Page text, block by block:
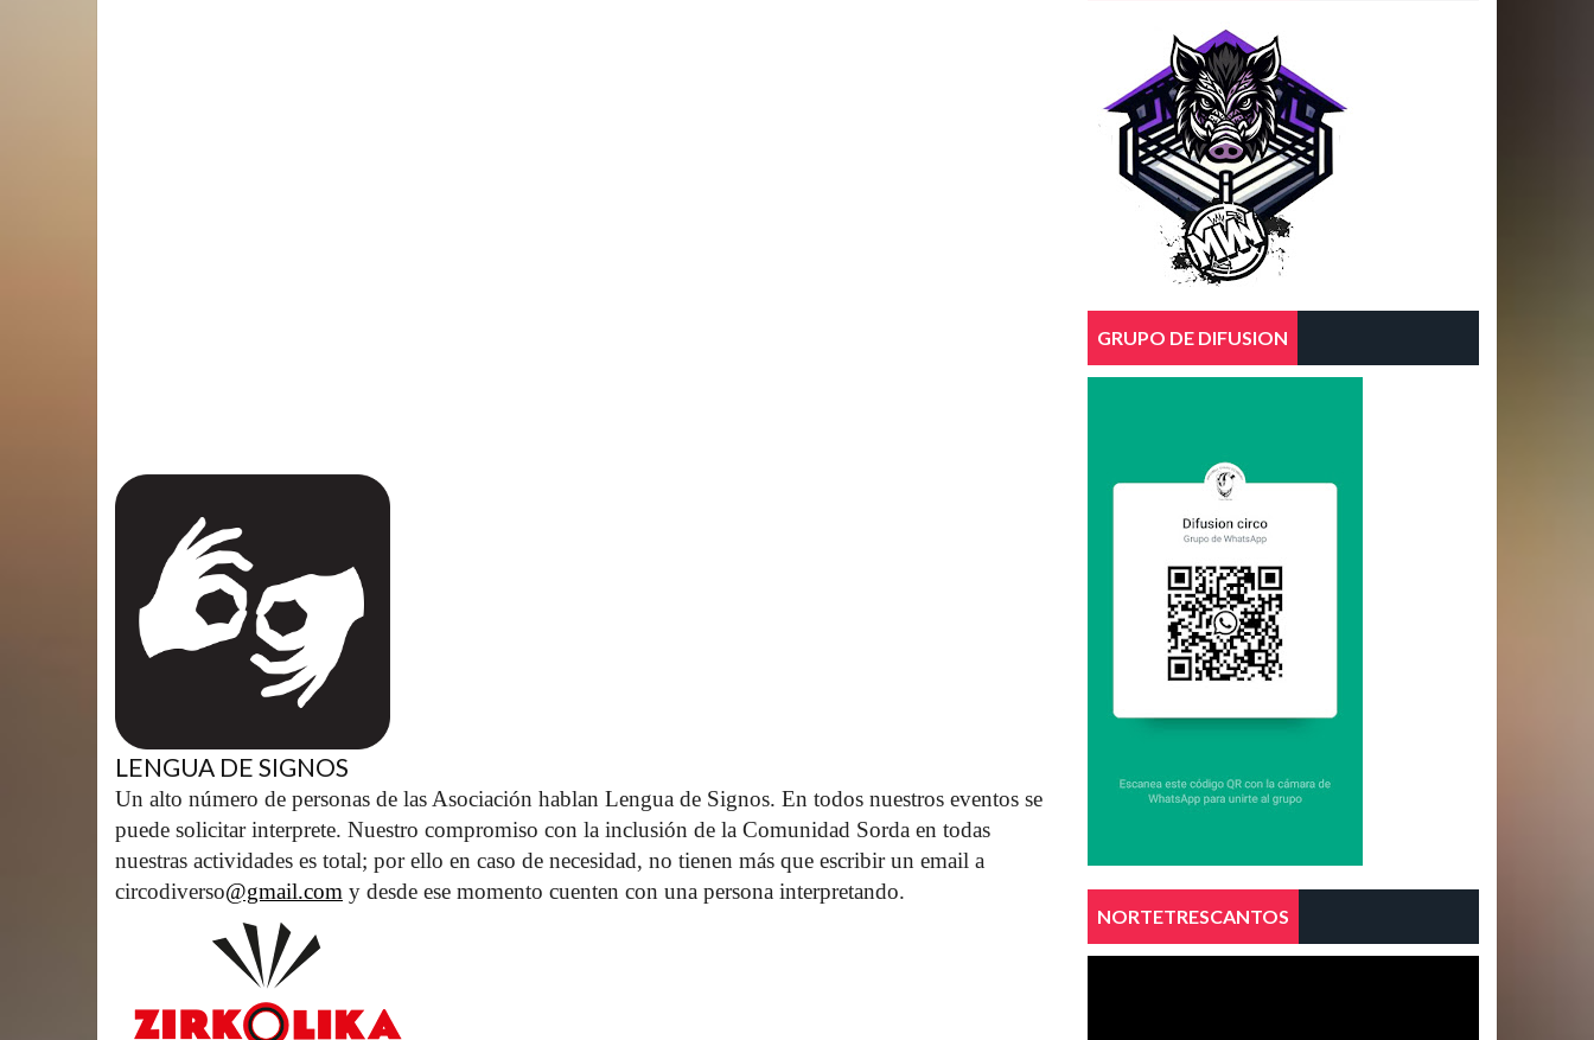
LENGUA DE SIGNOS
Un alto número de personas de las Asociación hablan Lengua de Signos. En todos nuestros eventos se
puede solicitar interprete. Nuestro compromiso con la inclusión de la Comunidad Sorda en todas
nuestras actividades es total; por ello en caso de necesidad, no tienen más que escribir un email a
circodiverso@gmail.com y desde ese momento cuenten con una persona interpretando.
GRUPO DE DIFUSION
NORTETRESCANTOS